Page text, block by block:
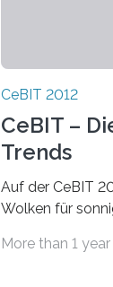
CeBIT 2012
CeBIT –
Trends
Auf der CeBIT
Wolken für
in die “Wolke”
More than 1